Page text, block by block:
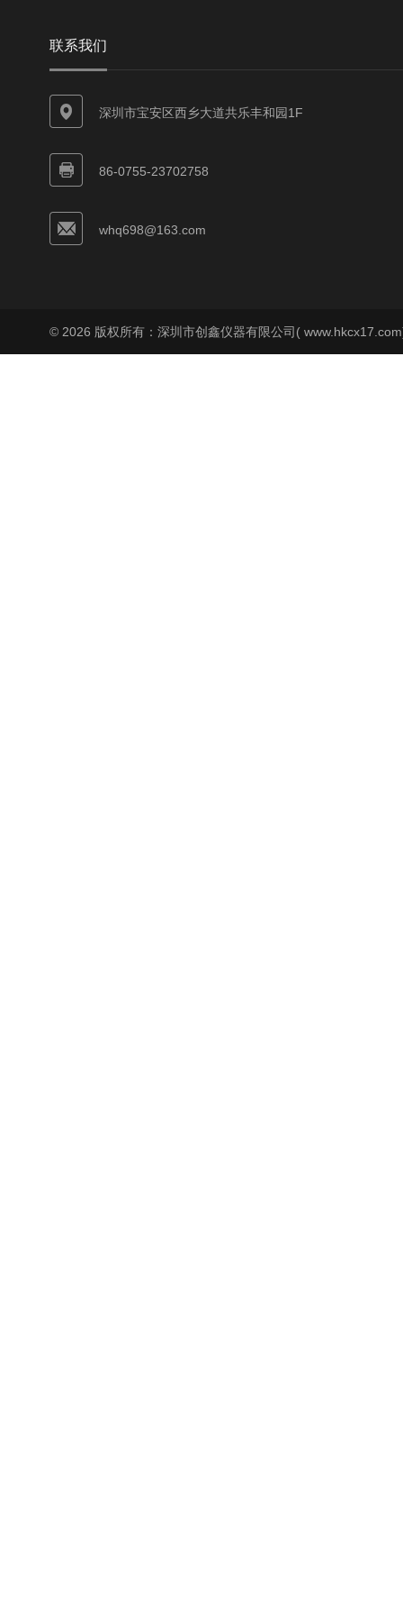
联系我们
深圳市宝安区西乡大道共乐丰和园1F
86-0755-23702758
whq698@163.com
© 2026 版权所有：深圳市创鑫仪器有限公司(